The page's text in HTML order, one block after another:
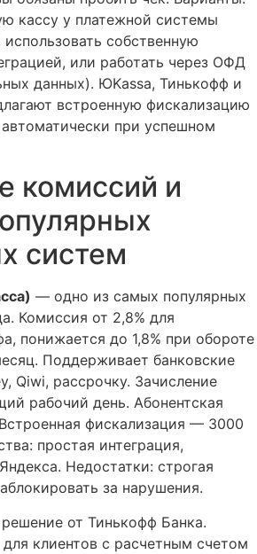
кассу у платежной системы
собственную
или работать через ОФД
данных). ЮKassa, Тинькофф и
встроенную фискализацию
при успешном
комиссий и
систем
— одно из самых популярных
Комиссия от 2,8% для
понижается до 1,8% при обороте
Поддерживает банковские
Qiwi, рассрочку. Зачисление
рабочий день. Абонентская
фискализация — 3000
простая интеграция,
Недостатки: строгая
за нарушения.
от Тинькофф Банка.
клиентов с расчетным счетом